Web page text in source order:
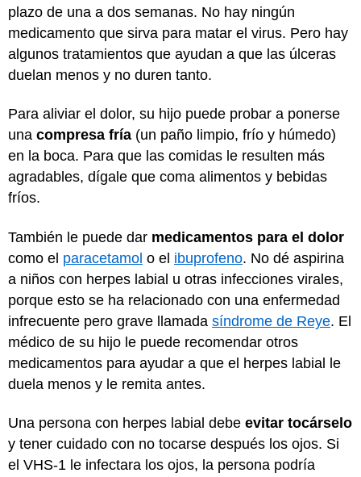
plazo de una a dos semanas. No hay ningún
medicamento que sirva para matar el virus. Pero hay
algunos tratamientos que ayudan a que las úlceras
duelan menos y no duren tanto.
Para aliviar el dolor, su hijo puede probar a ponerse
una compresa fría (un paño limpio, frío y húmedo)
en la boca. Para que las comidas le resulten más
agradables, dígale que coma alimentos y bebidas
fríos.
También le puede dar medicamentos para el dolor
como el paracetamol o el ibuprofeno. No dé aspirina
a niños con herpes labial u otras infecciones virales,
porque esto se ha relacionado con una enfermedad
infrecuente pero grave llamada síndrome de Reye. El
médico de su hijo le puede recomendar otros
medicamentos para ayudar a que el herpes labial le
duela menos y le remita antes.
Una persona con herpes labial debe evitar tocárselo
y tener cuidado con no tocarse después los ojos. Si
el VHS-1 le infectara los ojos, la persona podría